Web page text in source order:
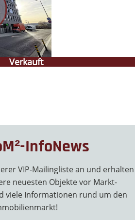
Verkauft
InfoNews
VIP-Mailingliste an und erhalten
neuesten Objekte vor Markt-
viele Informationen rund um den